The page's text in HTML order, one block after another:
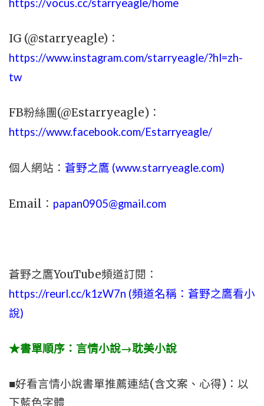
https://vocus.cc/starryeagle/home
IG (@starryeagle)：
https://www.instagram.com/starryeagle/?hl=zh-
tw
FB粉絲團(@Estarryeagle)：
https://www.facebook.com/Estarryeagle/
個人網站： 蒼野之鷹 (www.starryeagle.com)
Email： papan0905@gmail.com
蒼野之鷹YouTube頻道訂閱：
https://reurl.cc/k1zW7n (頻道名稱：蒼野之鷹看小
說)
★書單順序：言情小說→耽美小說
■好看言情小說書單推薦連結(含文案、心得)：以
下藍色字體